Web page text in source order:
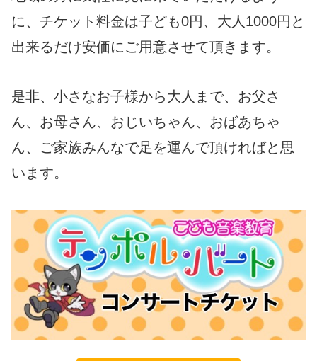
に、チケット料金は子ども0円、大人1000円と
出来るだけ安価にご用意させて頂きます。
是非、小さなお子様から大人まで、お父さ
ん、お母さん、おじいちゃん、おばあちゃ
ん、ご家族みんなで足を運んで頂ければと思
います。